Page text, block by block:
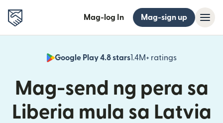
Mag-log In Mag-sign up
Google Play 4.8 stars1.4M+ ratings
(bubukas
Mag-send ng pera sa
Liberia mula sa Latvia